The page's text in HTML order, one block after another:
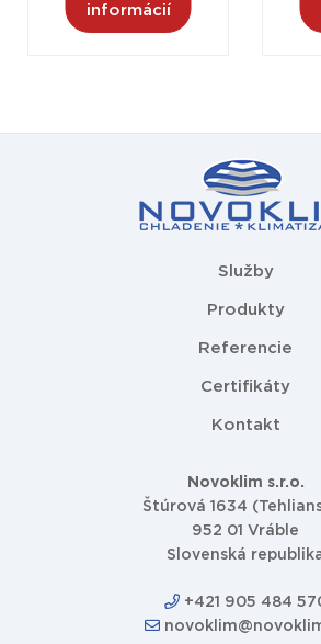
informácií
Služby
Produkty
Referencie
Certifikáty
Kontakt
Novoklim s.r.o.
Štúrová 1634
952 01 Vráble
Slovenská
+421 905 484